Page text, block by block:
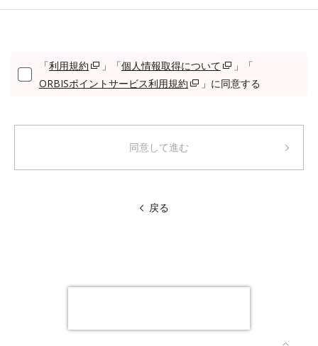
「利用規約 」「個人情報取得について
」「
ORBISポイントサービス利用規約
」に同意する
同意して進む
戻る